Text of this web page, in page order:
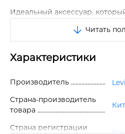
Идеальный аксессуар,
Плотная ткань, которая
Красный ярлык Levi's сбоку.
Размер универсальный.
Читать
Характеристики
Производитель
Страна-производитель
товара
Страна регистрации